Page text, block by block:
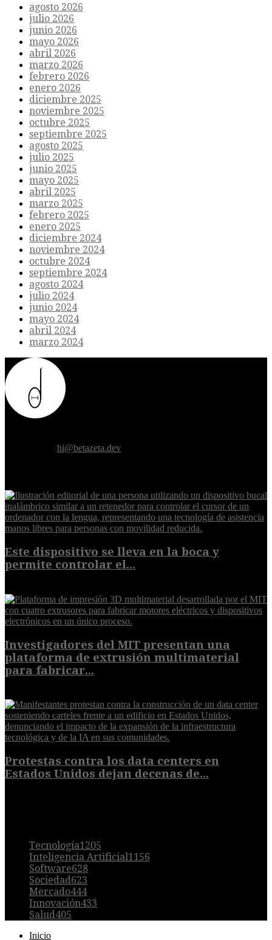
agosto 2026
julio 2026
junio 2026
mayo 2026
abril 2026
marzo 2026
febrero 2026
enero 2026
diciembre 2025
noviembre 2025
octubre 2025
septiembre 2025
agosto 2025
julio 2025
junio 2025
mayo 2025
abril 2025
marzo 2025
febrero 2025
enero 2025
diciembre 2024
noviembre 2024
octubre 2024
septiembre 2024
agosto 2024
julio 2024
junio 2024
mayo 2024
abril 2024
marzo 2024
hi@betazeta.dev
Este dispositivo se lleva en la boca y
permite controlar el...
Investigadores del MIT presentan una
plataforma de extrusión multimaterial
para fabricar...
Protestas contra los data centers en
Estados Unidos dejan decenas de...
Tecnología1205
Inteligencia Artificial1156
Software628
Sociedad623
Mercado444
Innovación433
Salud405
Inicio